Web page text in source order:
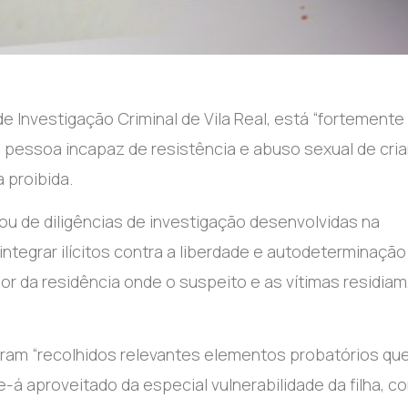
Criminal de Vila Real, está “fortemente
incapaz de resistência e abuso sexual de
de diligências de investigação desenvolvidas na
ilícitos contra a liberdade e autodeterminação
da residência onde o suspeito e as vítimas
“recolhidos relevantes elementos probatórios
aproveitado da especial vulnerabilidade da filha,